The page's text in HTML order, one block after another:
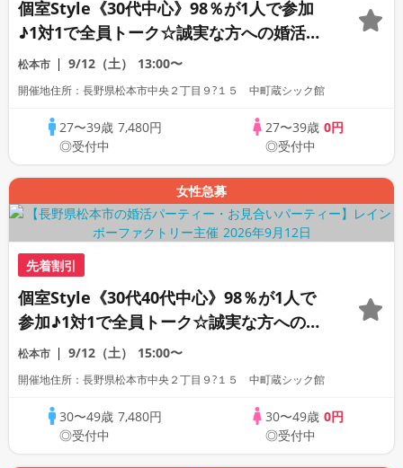
個室Style《30代中心》98％が1人で参加
♪1対1で全員トーク☆誠実な方への婚活パ
ーティー
松本市 9/12（土） 13:00〜
開催地住所：長野県松本市中央２丁目９?１５ 中町蔵シック館
27〜39歳 7,480円
◎受付中
27〜39歳 0円
◎受付中
女性急募
先着割引
個室Style《30代40代中心》98％が1人で
参加♪1対1で全員トーク☆誠実な方への婚
活パーティー
松本市 9/12（土） 15:00〜
開催地住所：長野県松本市中央２丁目９?１５ 中町蔵シック館
30〜49歳 7,480円
◎受付中
30〜49歳 0円
◎受付中